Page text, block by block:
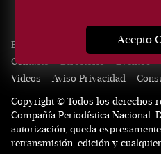
Acepto
Edición Impresa Noticias
Contacto
Directorio Eventos
Videos
Aviso Privacidad
Copyright © Todos los derechos
Compañía Periodística Nacional.
autorización, queda
retransmisión, edición y